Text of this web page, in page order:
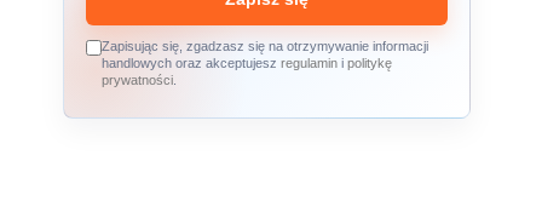
Zapisując się, zgadzasz się na otrzymywanie informacji
handlowych oraz akceptujesz regulamin i politykę
prywatności